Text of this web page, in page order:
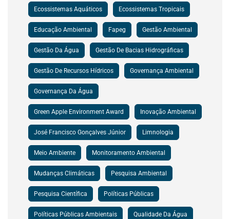
Ecossistemas Aquáticos Ecossistemas Tropicais
Educação Ambiental Fapeg Gestão Ambiental
Gestão Da Água Gestão De Bacias Hidrográficas
Gestão De Recursos Hídricos Governança Ambiental
Governança Da Água
Green Apple Environment Award Inovação Ambiental
José Francisco Gonçalves Júnior Limnologia
Meio Ambiente Monitoramento Ambiental
Mudanças Climáticas Pesquisa Ambiental
Pesquisa Científica Políticas Públicas
Políticas Públicas Ambientais Qualidade Da Água